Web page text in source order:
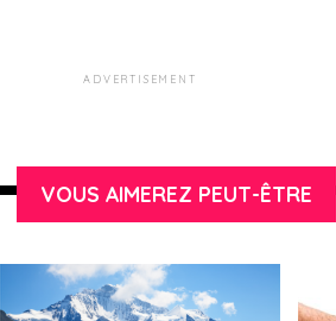
ADVERTISEMENT
VOUS AIMEREZ PEUT-ÊTRE